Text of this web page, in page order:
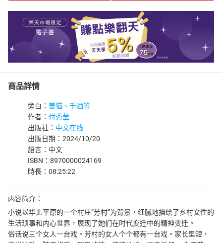
商品詳情
旁白： 姜猫、千酒等
作者： 付秀莹
出版社： 中文在线
出版日期：2024/10/20
語言：中文
ISBN：8970000024169
時長：08:25:22
内容简介：
小说以华北平原的一个村庄“芳村”为背景，细腻地描绘了乡村女性的
生活琐事和内心世界，展现了她们在时代变迁中的精神变迁。
俗话说三个女人一台戏。芳村的女人个个都有一台戏。家长里短，